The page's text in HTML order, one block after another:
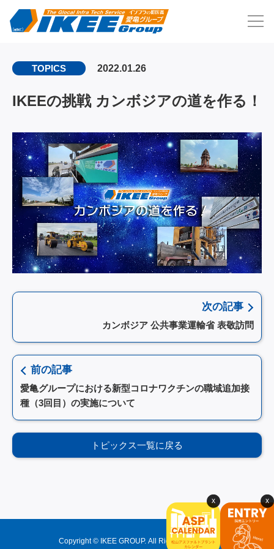
TOPICS 2022.01.26
IKEEの挑戦 カンボジアの道を作る！
次の記事
カンボジア 公共事業運輸省 表敬訪問
前の記事
愛亀グループにおける新型コロナワクチンの職域追加接
種（3回目）の実施について
トピックス一覧に戻る
Copyright © IKEE GROUP. All Rights Reserved.